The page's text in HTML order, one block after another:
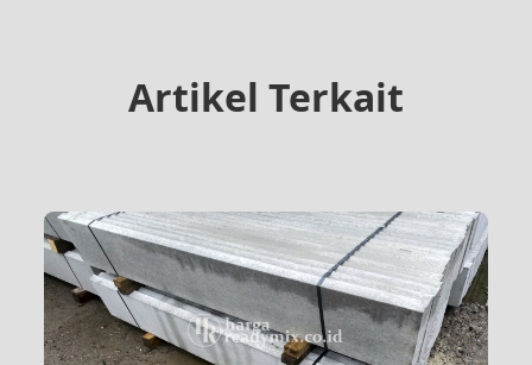
Artikel Terkait